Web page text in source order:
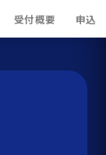
受付概要 申込